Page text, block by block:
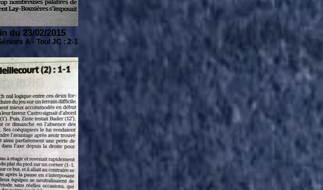
du 23/02/2015
A - Toul JC : 2-1